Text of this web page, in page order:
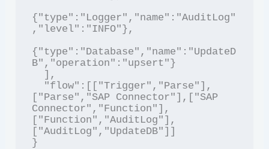
{"type":"Logger","name":"AuditLog"
,"level":"INFO"},
{"type":"Database","name":"UpdateD
B","operation":"upsert"}
["Parse","SAP Connector"],["SAP
Connector","Function"],
["Function","AuditLog"],
["AuditLog","UpdateDB"]]
}